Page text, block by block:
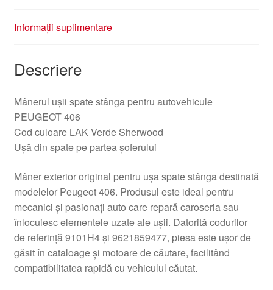
Informații suplimentare
Descriere
Mânerul ușii spate stânga pentru autovehicule
PEUGEOT 406
Cod culoare LAK Verde Sherwood
Ușă din spate pe partea șoferului
Mâner exterior original pentru ușa spate stânga destinată
modelelor Peugeot 406. Produsul este ideal pentru
mecanici și pasionați auto care repară caroseria sau
înlocuiesc elementele uzate ale ușii. Datorită codurilor
de referință 9101H4 și 9621859477, piesa este ușor de
găsit în cataloage și motoare de căutare, facilitând
compatibilitatea rapidă cu vehiculul căutat.